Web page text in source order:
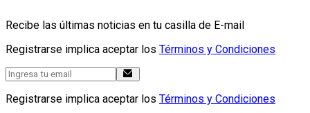
Recibe las últimas noticias en tu casilla de E-mail
Registrarse implica aceptar los Términos y Condiciones
Registrarse implica aceptar los Términos y Condiciones